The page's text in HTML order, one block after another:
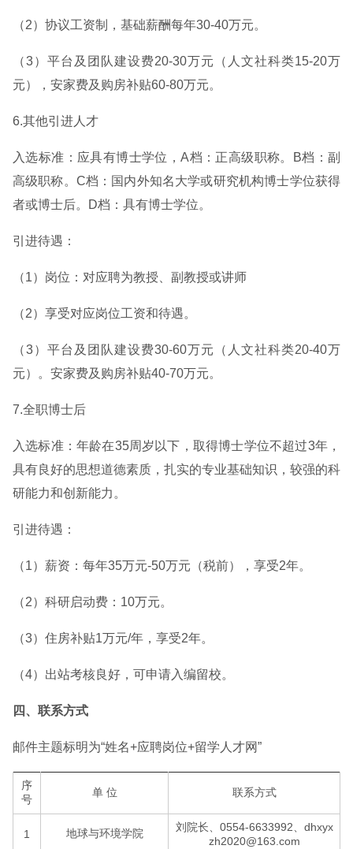
（2）协议工资制，基础薪酬每年30-40万元。
（3）平台及团队建设费20-30万元（人文社科类15-20万
元），安家费及购房补贴60-80万元。
6.其他引进人才
入选标准：应具有博士学位，A档：正高级职称。B档：副
高级职称。C档：国内外知名大学或研究机构博士学位获得
者或博士后。D档：具有博士学位。
引进待遇：
（1）岗位：对应聘为教授、副教授或讲师
（2）享受对应岗位工资和待遇。
（3）平台及团队建设费30-60万元（人文社科类20-40万
元）。安家费及购房补贴40-70万元。
7.全职博士后
入选标准：年龄在35周岁以下，取得博士学位不超过3年，
具有良好的思想道德素质，扎实的专业基础知识，较强的科
研能力和创新能力。
引进待遇：
（1）薪资：每年35万元-50万元（税前），享受2年。
（2）科研启动费：10万元。
（3）住房补贴1万元/年，享受2年。
（4）出站考核良好，可申请入编留校。
四、联系方式
邮件主题标明为“姓名+应聘岗位+留学人才网”
序
号
单 位 联系方式
1 地球与环境学院
刘院长、0554-6633992、dhxyx
zh2020@163.com